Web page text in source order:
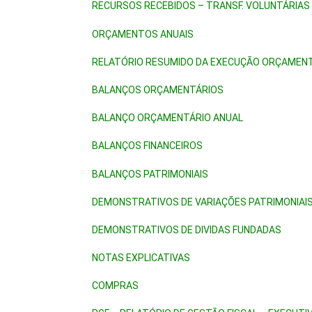
RECURSOS RECEBIDOS – TRANSF. VOLUNTÁRIAS
ORÇAMENTOS ANUAIS
RELATÓRIO RESUMIDO DA EXECUÇÃO
BALANÇOS ORÇAMENTÁRIOS
BALANÇO ORÇAMENTÁRIO ANUAL
BALANÇOS FINANCEIROS
BALANÇOS PATRIMONIAIS
DEMONSTRATIVOS DE VARIAÇÕES PATRIMONIAIS
DEMONSTRATIVOS DE DIVIDAS FUNDADAS
NOTAS EXPLICATIVAS
COMPRAS